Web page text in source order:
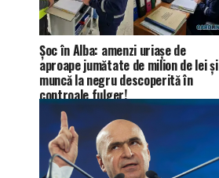
Șoc în Alba: amenzi uriașe de
aproape jumătate de milion de lei și
muncă la negru descoperită în
controale fulger!